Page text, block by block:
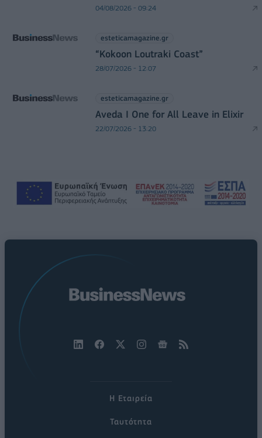
04/08/2026 - 09:24
esteticamagazine.gr
“Kokoon Loutraki Coast”
28/07/2026 - 12:07
esteticamagazine.gr
Aveda I One for All Leave in Elixir
22/07/2026 - 13:20
Η Εταιρεία
Ταυτότητα